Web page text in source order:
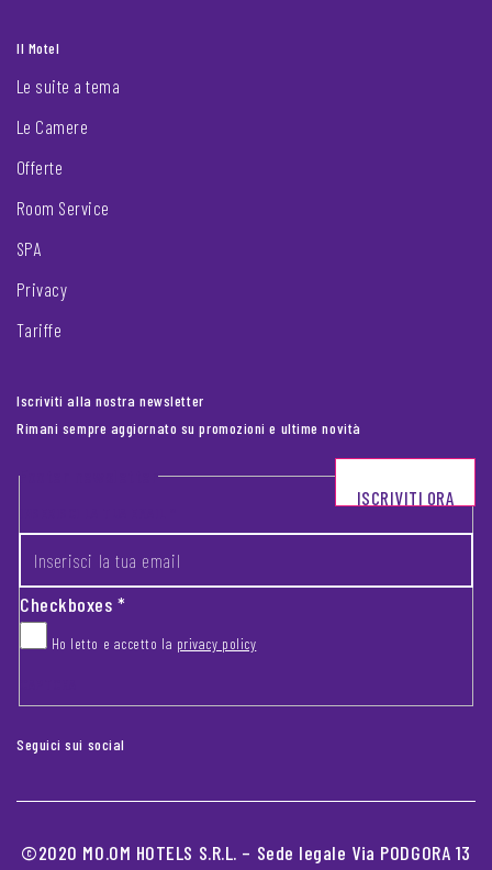
Il Motel
Le suite a tema
Le Camere
Offerte
Room Service
SPA
Privacy
Tariffe
Iscriviti alla nostra newsletter
Rimani sempre aggiornato su promozioni e ultime novità
Footer newsletter
Checkboxes*
Ho letto e accetto la privacy policy
ISCRIVITI ORA
Seguici sui social
©2020 MO.OM HOTELS S.R.L. – Sede legale Via PODGORA 13